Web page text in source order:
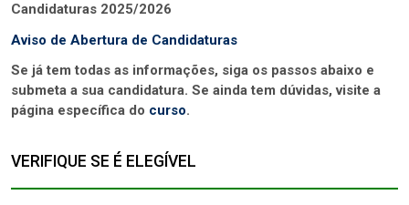
Candidaturas 2025/2026
Aviso de Abertura de Candidaturas
Se já tem todas as informações, siga os passos abaixo e
submeta a sua candidatura. Se ainda tem dúvidas, visite a
página específica do curso.
VERIFIQUE SE É ELEGÍVEL